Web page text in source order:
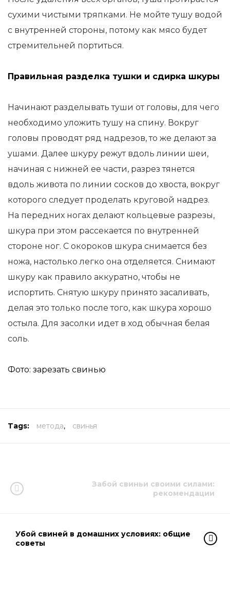
сухими чистыми тряпками. Не мойте тушу водой
с внутренней стороны, потому как мясо будет
стремительней портиться.
Правильная разделка тушки и сдирка шкуры
Начинают разделывать туши от головы, для чего
необходимо уложить тушу на спину. Вокруг
головы проводят ряд надрезов, то же делают за
ушами. Далее шкуру режут вдоль линии шеи,
начиная с нижней ее части, разрез тянется
вдоль живота по линии сосков до хвоста, вокруг
которого следует проделать круговой надрез.
На передних ногах делают кольцевые разрезы,
шкура при этом рассекается по внутренней
стороне ног. С окороков шкура снимается без
ножа, настолько легко она отделяется. Снимают
шкуру как правило аккуратно, чтобы не
испортить. Снятую шкуру принято засаливать,
делая это только после того, как шкура хорошо
остыла. Для засолки идет в ход обычная белая
соль.
Фото: зарезать свинью
Tags: метода, свинья
Забой свиньи своими силами:
рекомендации
Убой свиней в домашних условиях: общие
советы